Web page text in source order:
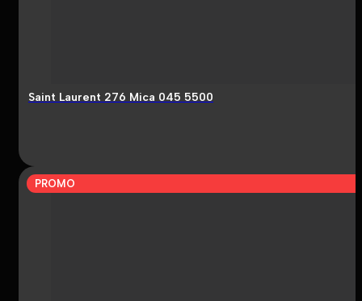
Saint Laurent 276 Mica 045 5500
PROMO